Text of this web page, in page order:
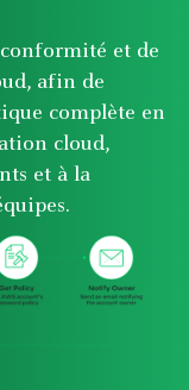
et de
afin de
complète en
cloud,
et à la